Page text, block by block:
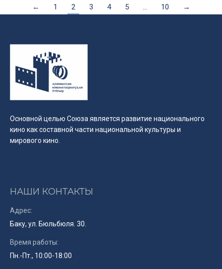
← 1 2 3 4 5 … 10 →
Основной целью Союза является развитие национального
кино как составной части национальной культуры и
мирового кино.
НАШИ КОНТАКТЫ
Адрес:
Баку, ул. Бюльбюля. 30.
Время работы:
Пн.-Пт., 10:00-18:00